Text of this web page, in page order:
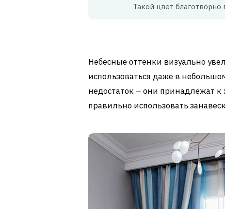
Такой цвет благотворно
Небесные оттенки визуально
использоваться даже в
недостаток – они принадлежат
правильно использовать